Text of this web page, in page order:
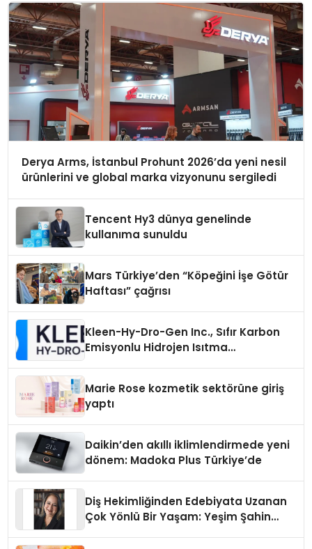
Derya Arms, İstanbul Prohunt 2026’da yeni nesil
ürünlerini ve global marka vizyonunu sergiledi
Tencent Hy3 dünya genelinde
kullanıma sunuldu
Mars Türkiye’den “Köpeğini İşe Götür
Haftası” çağrısı
Kleen-Hy-Dro-Gen Inc., Sıfır Karbon
Emisyonlu Hidrojen Isıtma
Marie Rose kozmetik sektörüne giriş
yaptı
Daikin’den akıllı iklimlendirmede yeni
dönem: Madoka Plus Türkiye’de
Diş Hekimliğinden Edebiyata Uzanan
Çok Yönlü Bir Yaşam: Yeşim Şahin